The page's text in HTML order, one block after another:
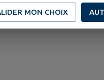
MON CHOIX